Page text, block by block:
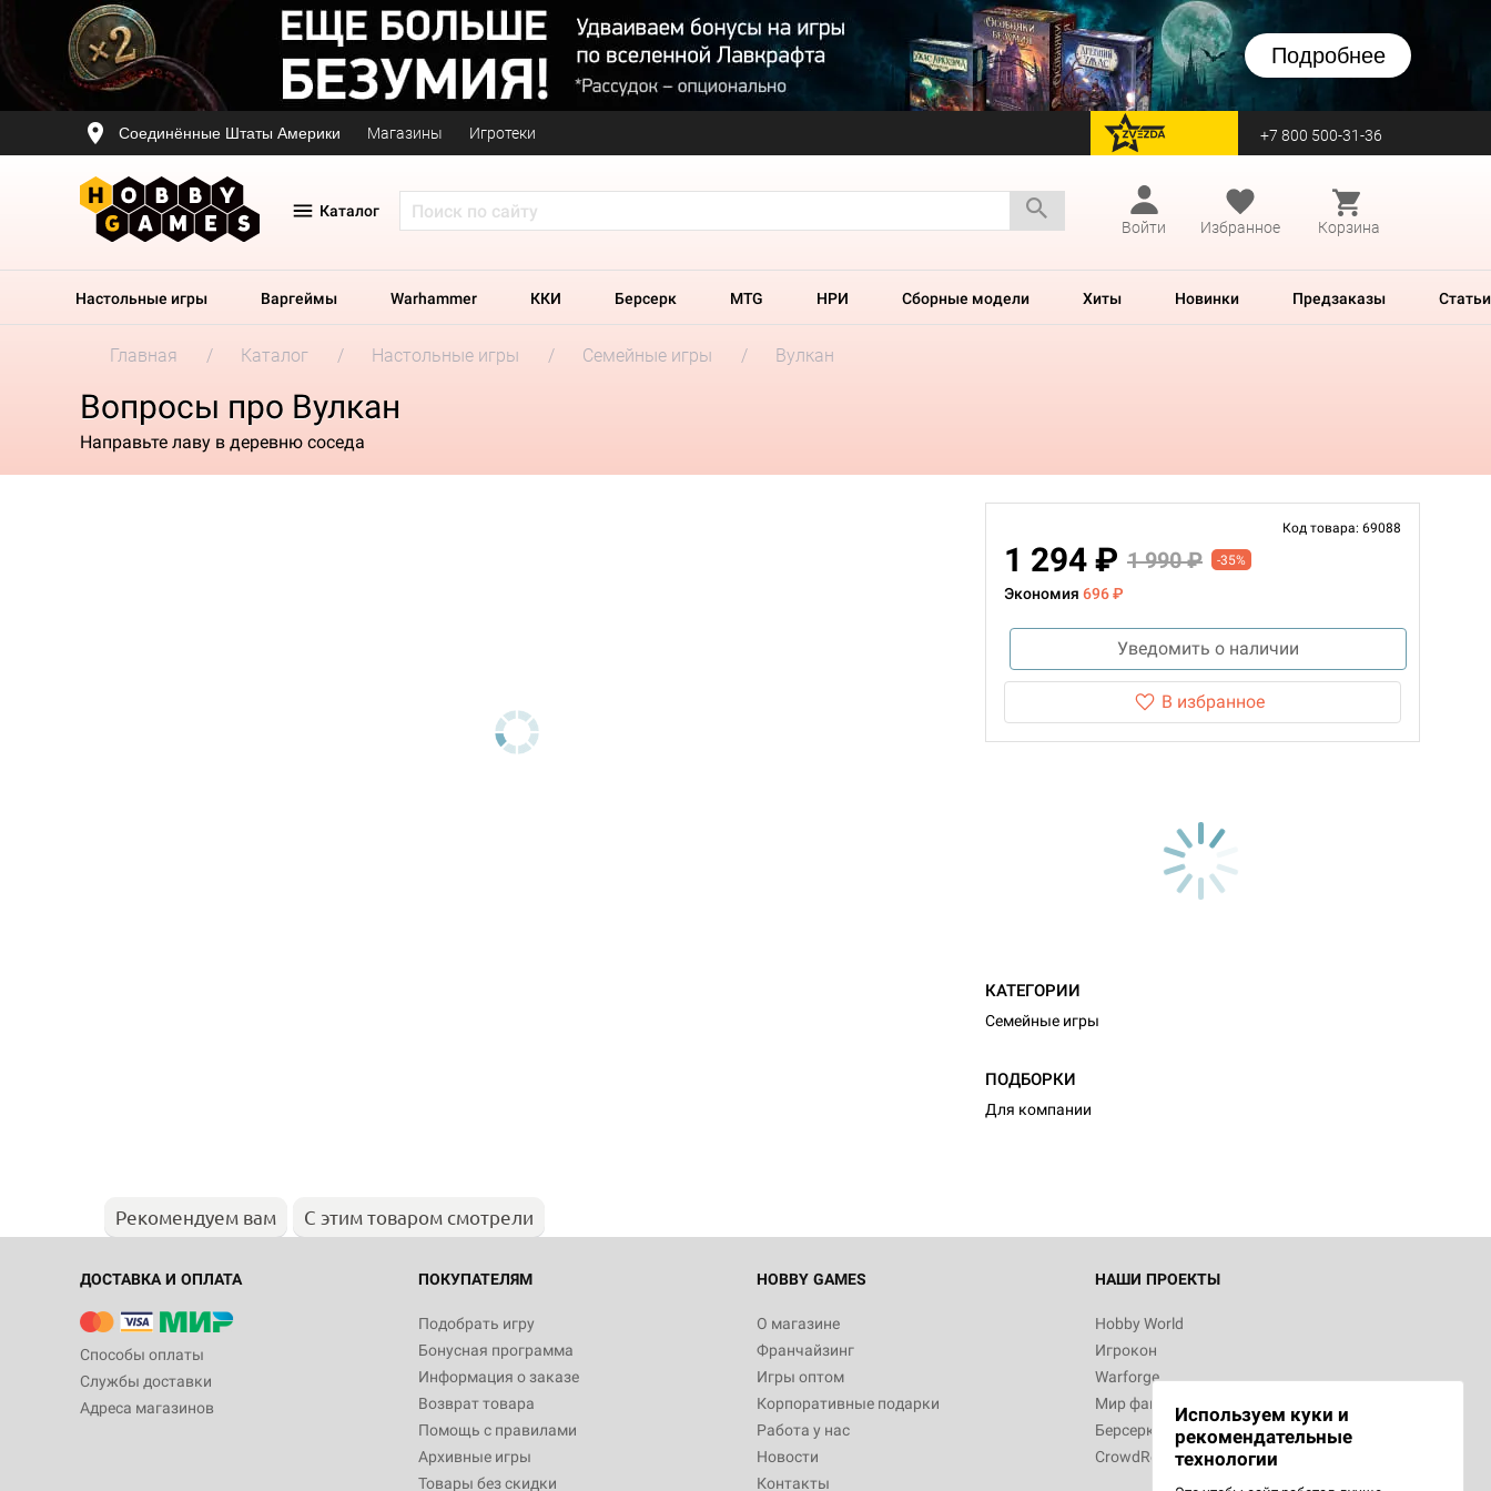
Подробнее
Соединённые Штаты Америки Магазины Игротеки перейти на Zvezda +7 800 500-31-36
Каталог
Войти
Избранное Корзина
Настольные игры Варгеймы Warhammer ККИ Берсерк MTG НРИ Сборные модели Хиты Новинки Предзаказы Статьи
Главная Каталог Настольные игры Семейные игры Вулкан
Вопросы про Вулкан
Направьте лаву в деревню соседа
Код товара: 69088
1 294 ₽ 1 990 ₽ -35%
Экономия 696 ₽
Уведомить о наличии
В избранное
КАТЕГОРИИ
Семейные игры
ПОДБОРКИ
Для компании
Рекомендуем вам С этим товаром смотрели
ДОСТАВКА И ОПЛАТА
Способы оплаты
Службы доставки
Адреса магазинов
ПОКУПАТЕЛЯМ
Подобрать игру
Бонусная программа
Информация о заказе
Возврат товара
Помощь с правилами
Архивные игры
Товары без скидки
HOBBY GAMES
О магазине
Франчайзинг
Игры оптом
Корпоративные подарки
Работа у нас
Новости
Контакты
НАШИ ПРОЕКТЫ
Hobby World
Игрокон
Warforge
Мир фантастики
Берсерк
CrowdRepublic
Используем куки и
рекомендательные
технологии